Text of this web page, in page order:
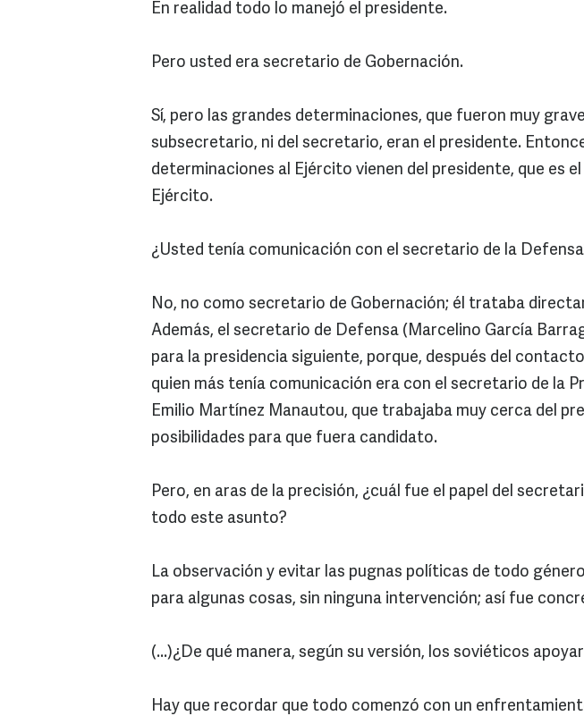
En realidad todo lo manejó el presidente.
Pero usted era secretario de Gobernación.
Sí, pero las grandes determinaciones, que fueron muy
subsecretario, ni del secretario, eran el presidente.
determinaciones al Ejército vienen del presidente, que es
Ejército.
¿Usted tenía comunicación con el secretario de la
No, no como secretario de Gobernación; él trataba
Además, el secretario de Defensa (Marcelino García
para la presidencia siguiente, porque, después del
quien más tenía comunicación era con el secretario de la
Emilio Martínez Manautou, que trabajaba muy cerca del
posibilidades para que fuera candidato.
Pero, en aras de la precisión, ¿cuál fue el papel del
todo este asunto?
La observación y evitar las pugnas políticas de todo
para algunas cosas, sin ninguna intervención; así fue
(...)¿De qué manera, según su versión, los soviéticos
Hay que recordar que todo comenzó con un